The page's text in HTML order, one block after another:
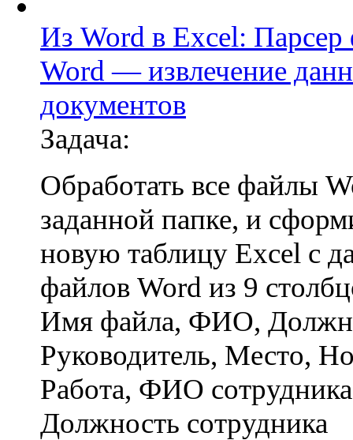
Из Word в Excel: Парсер
Word — извлечение
документов
Задача:
Обработать все файлы
заданной папке, и
новую таблицу Excel с
файлов Word из 9
Имя файла, ФИО,
Руководитель, Место,
Работа, ФИО
Должность сотрудника